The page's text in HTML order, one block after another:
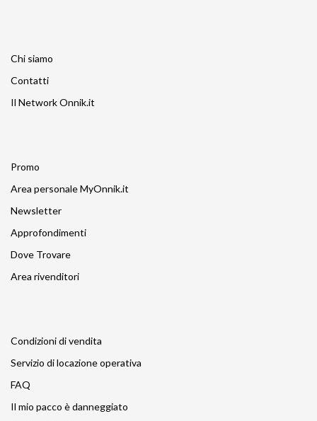
Chi siamo
Contatti
Il Network Onnik.it
Promo
Area personale MyOnnik.it
Newsletter
Approfondimenti
Dove Trovare
Area rivenditori
Condizioni di vendita
Servizio di locazione operativa
FAQ
Il mio pacco è danneggiato